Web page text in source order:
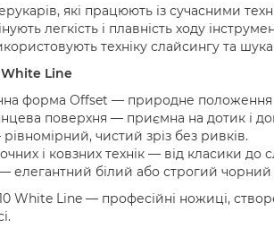
які працюють із сучасними
легкість і плавність ходу
техніку слайсингу та
White Line
форма Offset — природне положення
поверхня — приємна на дотик і
чистий зріз без ривків.
і ковзних технік — від класики до
елегантний білий або строгий чорний
White Line — професійні ножиці,